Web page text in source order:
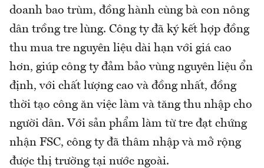
doanh bao trùm, đồng hành cùng bà con nông
dân trồng tre lùng. Công ty đã ký kết hợp đồng
thu mua tre nguyên liệu dài hạn với giá cao
hơn, giúp công ty đảm bảo vùng nguyên liệu ổn
định, với chất lượng cao và đồng nhất, đồng
thời tạo công ăn việc làm và tăng thu nhập cho
người dân. Với sản phẩm làm từ tre đạt chứng
nhận FSC, công ty đã thâm nhập và mở rộng
được thị trường tại nước ngoài.